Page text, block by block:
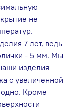
не
7 лет, ведь
- 5 мм. Мы
изделия
с увеличенной
Кроме